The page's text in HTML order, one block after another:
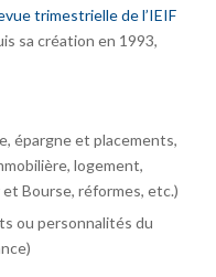
trimestrielle de l’IEIF
sa création en 1993,
épargne et placements,
logement,
Bourse, réformes, etc.)
ou personnalités du